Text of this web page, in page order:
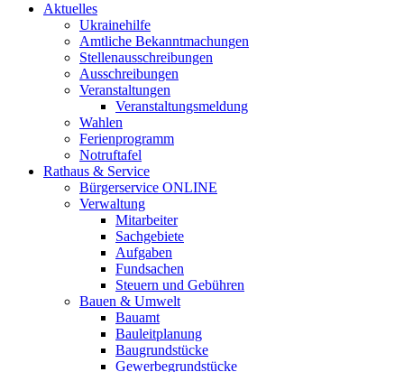
Aktuelles
Ukrainehilfe
Amtliche Bekanntmachungen
Stellenausschreibungen
Ausschreibungen
Veranstaltungen
Veranstaltungsmeldung
Wahlen
Ferienprogramm
Notruftafel
Rathaus & Service
Bürgerservice ONLINE
Verwaltung
Mitarbeiter
Sachgebiete
Aufgaben
Fundsachen
Steuern und Gebühren
Bauen & Umwelt
Bauamt
Bauleitplanung
Baugrundstücke
Gewerbegrundstücke